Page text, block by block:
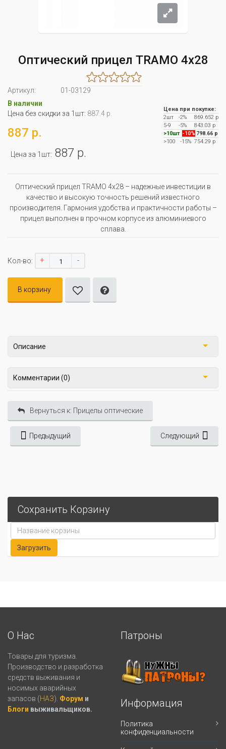
Оптический прицел TRAMO 4x28
Артикул:
01-03129
В наличии
Цена без скидки за 1шт: 887.4 р.
887 р.
Цена за 1шт: 887 р.
Цена при покупке:
2шт
-2%
869.652 р
5-9
-5%
843.03 р
>10шт -10% 798.66 р
>100
-15% 754.29 р
Оптический прицел TRAMO 4x28 – надежные инвестиции в
качество и высокую точность решений известного
производителя. Гармония удобства и практичности работы –
прицел выполнен в прочном корпусе из алюминиевого
сплава.
Кол-во: + -
В корзину
Описание
Комментарии (0)
Вернуться к: Прицелы оптические
Предыдущий Следующий
Сохранить Корзину
О Нас
Товары для туризма.
Производство и разработка
средств выживания и
носимых аварийных
запасов (НАЗ). Форум и
Блоги выживальщиков.
Патроны
Информация
Политика
конфиденциальности